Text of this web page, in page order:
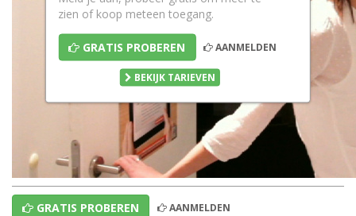
zien of koop meteen toegang.
GRATIS PROBEREN AANMELDEN
BEKIJK TARIEVEN
GRATIS PROBEREN AANMELDEN